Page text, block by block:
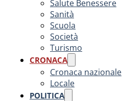
Salute Benessere
Sanità
Scuola
Società
Turismo
CRONACA
Cronaca nazionale
Locale
POLITICA